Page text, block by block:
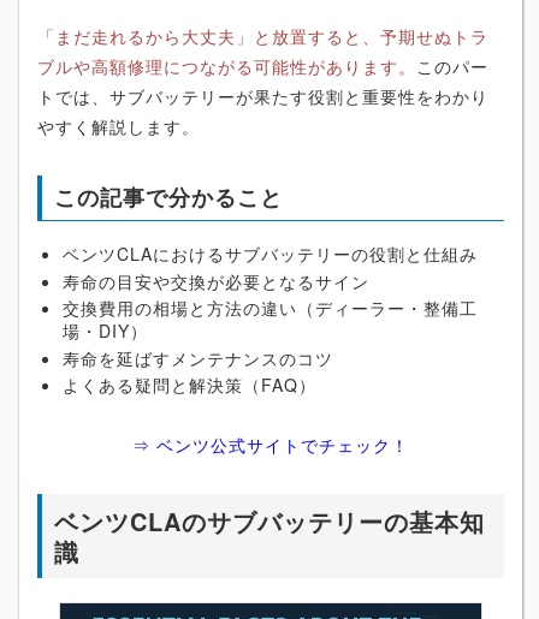
「まだ走れるから大丈夫」と放置すると、予期せぬトラ
ブルや高額修理につながる可能性があります。 このパー
トでは、サブバッテリーが果たす役割と重要性をわかり
やすく解説します。
この記事で分かること
ベンツCLAにおけるサブバッテリーの役割と仕組み
寿命の目安や交換が必要となるサイン
交換費用の相場と方法の違い（ディーラー・整備工
場・DIY）
寿命を延ばすメンテナンスのコツ
よくある疑問と解決策（FAQ）
⇒ ベンツ公式サイトでチェック！
ベンツCLAのサブバッテリーの基本知
識